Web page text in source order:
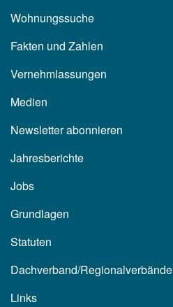
Wohnungssuche
Fakten und Zahlen
Vernehmlassungen
Medien
Newsletter abonnieren
Jahresberichte
Jobs
Grundlagen
Statuten
Dachverband/Regionalverbände
Links